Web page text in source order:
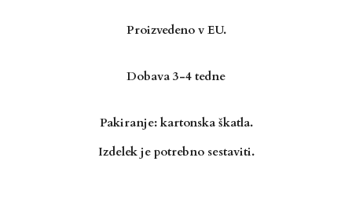
Proizvedeno v EU.
Dobava 3-4 tedne
Pakiranje: kartonska škatla.
Izdelek je potrebno sestaviti.